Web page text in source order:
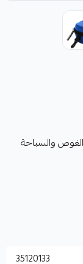
والسباحة
تسرب
35120133